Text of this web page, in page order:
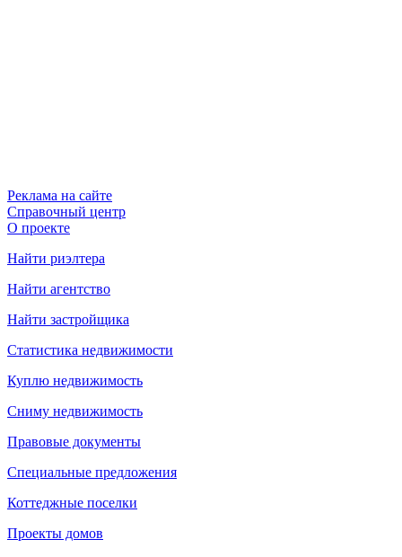
Реклама на сайте
Справочный центр
О проекте
Найти риэлтера
Найти агентство
Найти застройщика
Статистика недвижимости
Куплю недвижимость
Сниму недвижимость
Правовые документы
Специальные предложения
Коттеджные поселки
Проекты домов